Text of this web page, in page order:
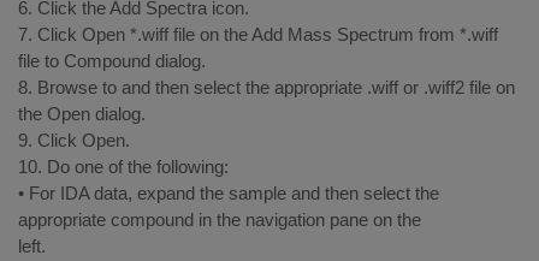
6. Click the Add Spectra icon.
7. Click Open *.wiff file on the Add Mass Spectrum from *.wiff
file to Compound dialog.
8. Browse to and then select the appropriate .wiff or .wiff2 file on
the Open dialog.
9. Click Open.
10. Do one of the following:
• For IDA data, expand the sample and then select the
appropriate compound in the navigation pane on the
left.